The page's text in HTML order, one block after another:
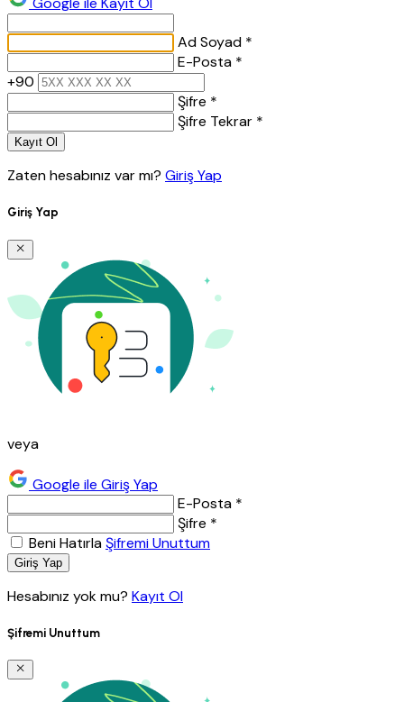
Ad Soyad *
E-Posta *
+90
Şifre *
Şifre Tekrar *
Kayıt Ol
Zaten hesabınız var mı? Giriş Yap
Giriş Yap
veya
Google ile Giriş Yap
E-Posta *
Şifre *
Beni HatırlaŞifremi Unuttum
Giriş Yap
Hesabınız yok mu? Kayıt Ol
Şifremi Unuttum